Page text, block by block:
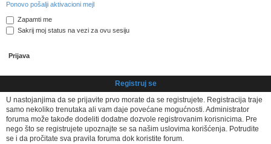
Ponovo pošalji aktivacioni mejl
Zapamti me
Sakrij moj status na vezi za ovu sesiju
Registruj se
U nastojanjima da se prijavite prvo morate da se registrujete. Registracija traje
samo nekoliko trenutaka ali vam daje povećane mogućnosti. Administrator
foruma može takođe dodeliti dodatne dozvole registrovanim korisnicima. Pre
nego što se registrujete upoznajte se sa našim uslovima korišćenja. Potrudite
se i da pročitate sva pravila foruma dok koristite forum.